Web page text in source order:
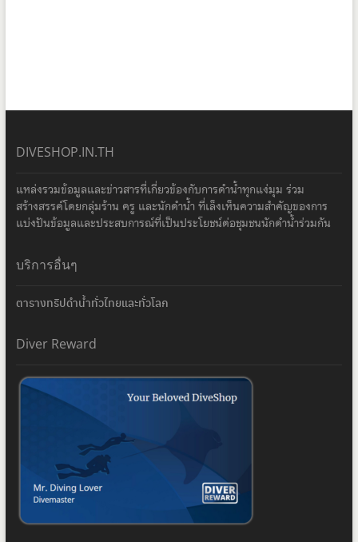
DIVESHOP.IN.TH
แหล่งรวมข้อมูลและข่าวสารที่เกี่ยวข้องกับการดำน้ำทุกแง่มุม ร่วม
สร้างสรรค์โดยกลุ่มร้าน ครู และนักดำน้ำ ที่เล็งเห็นความสำคัญของการ
แบ่งปันข้อมูลและประสบการณ์ที่เป็นประโยชน์ต่อชุมชนนักดำน้ำร่วมกัน
บริการอื่นๆ
ตารางทริปดำน้ำทั่วไทยและทั่วโลก
Diver Reward